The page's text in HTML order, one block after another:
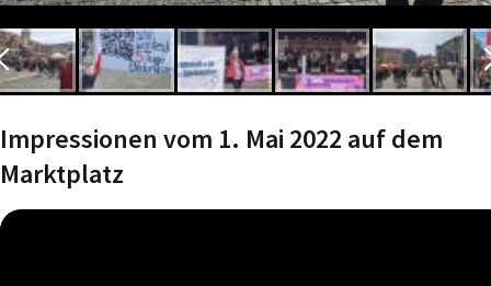
Impressionen vom 1. Mai 2022 auf dem
Marktplatz